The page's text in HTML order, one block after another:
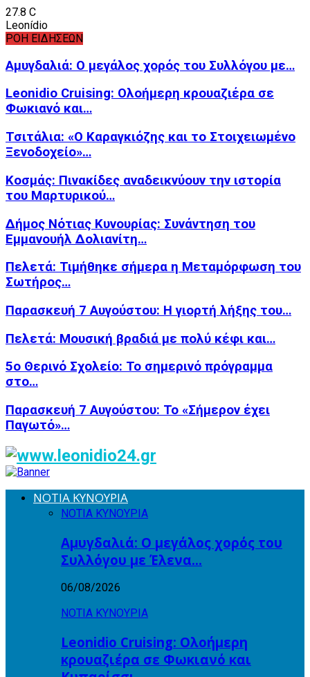
27.8 C
Leonídio
ΡΟΗ ΕΙΔΗΣΕΩΝ
Αμυγδαλιά: Ο μεγάλος χορός του Συλλόγου με…
Leonidio Cruising: Ολοήμερη κρουαζιέρα σε
Φωκιανό και…
Τσιτάλια: «Ο Καραγκιόζης και το Στοιχειωμένο
Ξενοδοχείο»…
Κοσμάς: Πινακίδες αναδεικνύουν την ιστορία
του Μαρτυρικού…
Δήμος Νότιας Κυνουρίας: Συνάντηση του
Εμμανουήλ Δολιανίτη…
Πελετά: Τιμήθηκε σήμερα η Μεταμόρφωση του
Σωτήρος…
Παρασκευή 7 Αυγούστου: Η γιορτή λήξης του…
Πελετά: Μουσική βραδιά με πολύ κέφι και…
5ο Θερινό Σχολείο: Το σημερινό πρόγραμμα
στο…
Παρασκευή 7 Αυγούστου: Το «Σήμερον έχει
Παγωτό»…
ΝΟΤΙΑ ΚΥΝΟΥΡΙΑ
ΝΟΤΙΑ ΚΥΝΟΥΡΙΑ
Αμυγδαλιά: Ο μεγάλος χορός του
Συλλόγου με Έλενα…
06/08/2026
ΝΟΤΙΑ ΚΥΝΟΥΡΙΑ
Leonidio Cruising: Ολοήμερη
κρουαζιέρα σε Φωκιανό και